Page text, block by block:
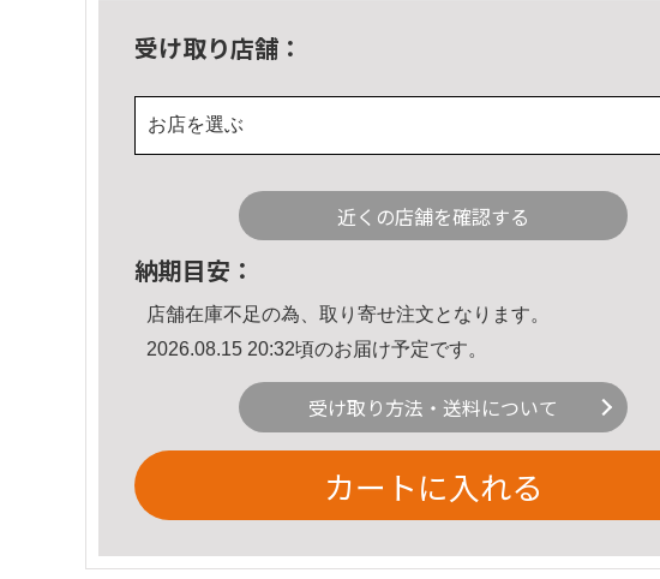
受け取り店舗：
お店を選ぶ
近くの店舗を確認する
納期目安：
店舗在庫不足の為、取り寄せ注文となります。
2026.08.15 20:32頃のお届け予定です。
受け取り方法・送料について
カートに入れる